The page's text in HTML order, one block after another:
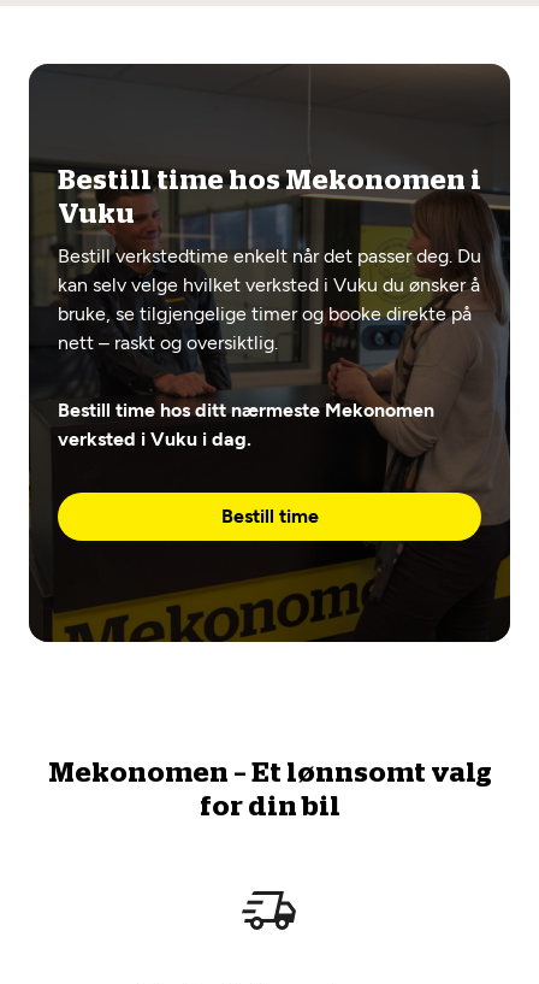
Bestill time hos Mekonomen i
Vuku
Bestill verkstedtime enkelt når det passer deg. Du
kan selv velge hvilket verksted i Vuku du ønsker å
bruke, se tilgjengelige timer og booke direkte på
nett – raskt og oversiktlig.
Bestill time hos ditt nærmeste Mekonomen
verksted i Vuku i dag.
Bestill time
Mekonomen – Et lønnsomt valg
for din bil